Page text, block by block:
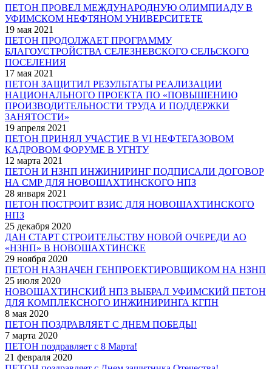
ПЕТОН ПРОВЕЛ МЕЖДУНАРОДНУЮ ОЛИМПИАДУ В
УФИМСКОМ НЕФТЯНОМ УНИВЕРСИТЕТЕ
19 мая 2021
ПЕТОН ПРОДОЛЖАЕТ ПРОГРАММУ
БЛАГОУСТРОЙСТВА СЕЛЕЗНЕВСКОГО СЕЛЬСКОГО
ПОСЕЛЕНИЯ
17 мая 2021
ПЕТОН ЗАЩИТИЛ РЕЗУЛЬТАТЫ РЕАЛИЗАЦИИ
НАЦИОНАЛЬНОГО ПРОЕКТА ПО «ПОВЫШЕНИЮ
ПРОИЗВОДИТЕЛЬНОСТИ ТРУДА И ПОДДЕРЖКИ
ЗАНЯТОСТИ»
19 апреля 2021
ПЕТОН ПРИНЯЛ УЧАСТИЕ В VI НЕФТЕГАЗОВОМ
КАДРОВОМ ФОРУМЕ В УГНТУ
12 марта 2021
ПЕТОН И НЗНП ИНЖИНИРИНГ ПОДПИСАЛИ ДОГОВОР
НА СМР ДЛЯ НОВОШАХТИНСКОГО НПЗ
28 января 2021
ПЕТОН ПОСТРОИТ ВЗИС ДЛЯ НОВОШАХТИНСКОГО
НПЗ
25 декабря 2020
ДАН СТАРТ СТРОИТЕЛЬСТВУ НОВОЙ ОЧЕРЕДИ АО
«НЗНП» В НОВОШАХТИНСКЕ
29 ноября 2020
ПЕТОН НАЗНАЧЕН ГЕНПРОЕКТИРОВЩИКОМ НА НЗНП
25 июля 2020
НОВОШАХТИНСКИЙ НПЗ ВЫБРАЛ УФИМСКИЙ ПЕТОН
ДЛЯ КОМПЛЕКСНОГО ИНЖИНИРИНГА КГПН
8 мая 2020
ПЕТОН ПОЗДРАВЛЯЕТ С ДНЕМ ПОБЕДЫ!
7 марта 2020
ПЕТОН поздравляет с 8 Марта!
21 февраля 2020